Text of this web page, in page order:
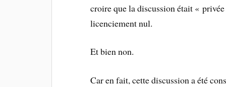
croire que la discussion était «
licenciement nul.
Et bien non.
Car en fait, cette discussion a été